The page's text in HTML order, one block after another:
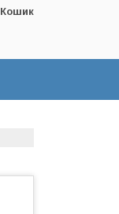
Кошик